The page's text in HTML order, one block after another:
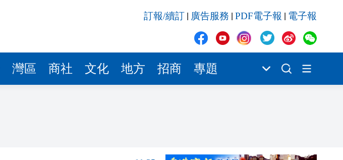
訂報/續訂 廣告服務 PDF電子報 電子報
灣區 商社 文化 地方 招商 專題
11:24
11:19